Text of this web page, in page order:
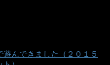
遊んできました（２０１５